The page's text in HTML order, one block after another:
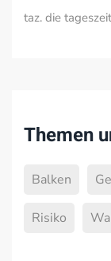
taz. die
Themen
Balken
Risiko